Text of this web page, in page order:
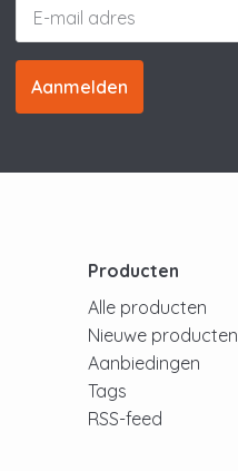
Aanmelden
Producten
Alle producten
Nieuwe producten
Aanbiedingen
Tags
RSS-feed